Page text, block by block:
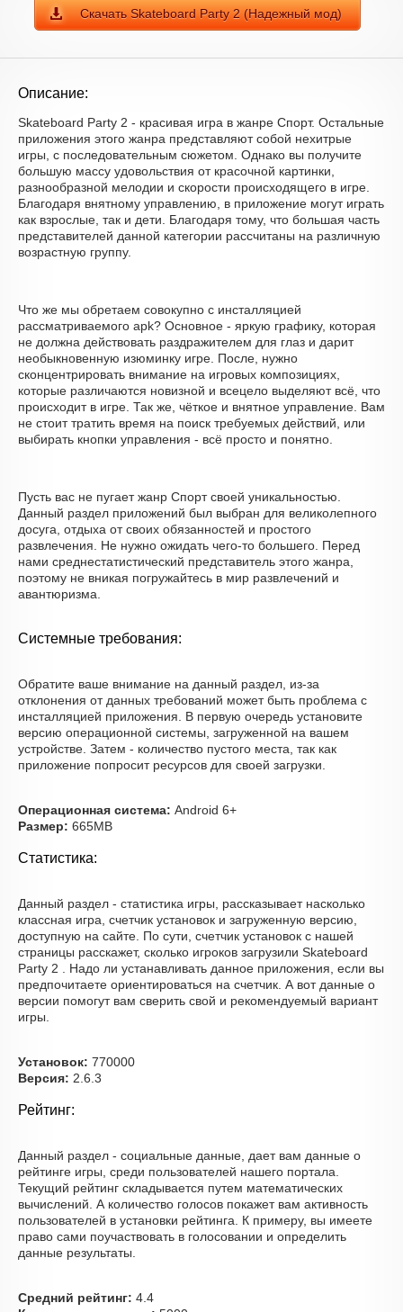
Скачать Skateboard Party 2 (Надежный мод)
Описание:
Skateboard Party 2 - красивая игра в жанре Спорт. Остальные
приложения этого жанра представляют собой нехитрые
игры, с последовательным сюжетом. Однако вы получите
большую массу удовольствия от красочной картинки,
разнообразной мелодии и скорости происходящего в игре.
Благодаря внятному управлению, в приложение могут играть
как взрослые, так и дети. Благодаря тому, что большая часть
представителей данной категории рассчитаны на различную
возрастную группу.
Что же мы обретаем совокупно с инсталляцией
рассматриваемого apk? Основное - яркую графику, которая
не должна действовать раздражителем для глаз и дарит
необыкновенную изюминку игре. После, нужно
сконцентрировать внимание на игровых композициях,
которые различаются новизной и всецело выделяют всё, что
происходит в игре. Так же, чёткое и внятное управление. Вам
не стоит тратить время на поиск требуемых действий, или
выбирать кнопки управления - всё просто и понятно.
Пусть вас не пугает жанр Спорт своей уникальностью.
Данный раздел приложений был выбран для великолепного
досуга, отдыха от своих обязанностей и простого
развлечения. Не нужно ожидать чего-то большего. Перед
нами среднестатистический представитель этого жанра,
поэтому не вникая погружайтесь в мир развлечений и
авантюризма.
Системные требования:
Обратите ваше внимание на данный раздел, из-за
отклонения от данных требований может быть проблема с
инсталляцией приложения. В первую очередь установите
версию операционной системы, загруженной на вашем
устройстве. Затем - количество пустого места, так как
приложение попросит ресурсов для своей загрузки.
Операционная система: Android 6+
Размер: 665MB
Статистика:
Данный раздел - статистика игры, рассказывает насколько
классная игра, счетчик установок и загруженную версию,
доступную на сайте. По сути, счетчик установок с нашей
страницы расскажет, сколько игроков загрузили Skateboard
Party 2 . Надо ли устанавливать данное приложения, если вы
предпочитаете ориентироваться на счетчик. А вот данные о
версии помогут вам сверить свой и рекомендуемый вариант
игры.
Установок: 770000
Версия: 2.6.3
Рейтинг:
Данный раздел - социальные данные, дает вам данные о
рейтинге игры, среди пользователей нашего портала.
Текущий рейтинг складывается путем математических
вычислений. А количество голосов покажет вам активность
пользователей в установки рейтинга. К примеру, вы имеете
право сами поучаствовать в голосовании и определить
данные результаты.
Средний рейтинг: 4.4